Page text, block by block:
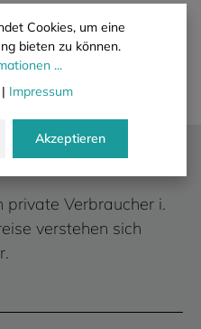
an gewerbliche
private Verbraucher i.
verstehen sich
Cookies, um eine
bieten zu können.
...
| Impressum
Akzeptieren